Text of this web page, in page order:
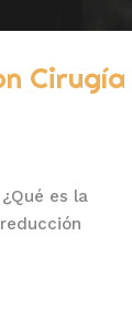
Cirugía
es la